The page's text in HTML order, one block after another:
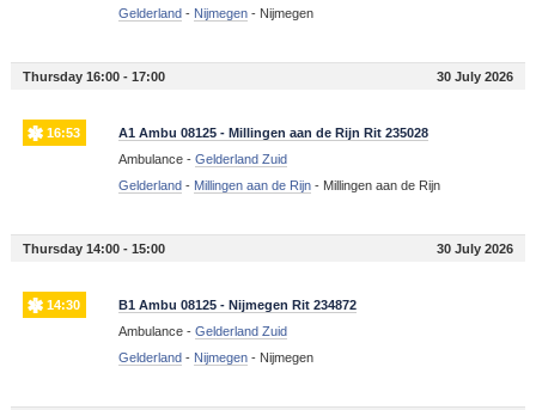
Gelderland- Nijmegen- Nijmegen
Thursday 16:00 - 17:00 30 July 2026
16:53
A1 Ambu 08125 - Millingen aan de Rijn Rit 235028
Ambulance - Gelderland Zuid
Gelderland- Millingen aan de Rijn- Millingen aan de Rijn
Thursday 14:00 - 15:00 30 July 2026
14:30
B1 Ambu 08125 - Nijmegen Rit 234872
Ambulance - Gelderland Zuid
Gelderland- Nijmegen- Nijmegen